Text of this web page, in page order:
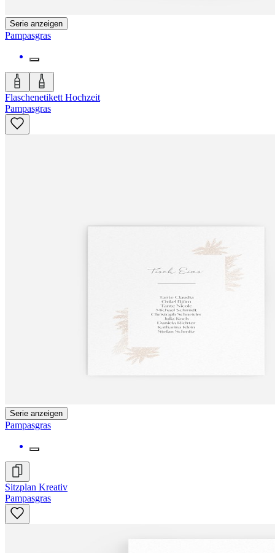
Serie anzeigen
Pampasgras
Flaschenetikett Hochzeit
Pampasgras
Serie anzeigen
Pampasgras
Sitzplan Kreativ
Pampasgras